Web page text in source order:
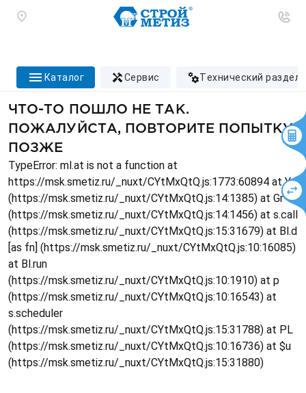
каталог сервис технический раздел
ЧТО-ТО ПОШЛО НЕ ТАК.
ПОЖАЛУЙСТА, ПОВТОРИТЕ ПОПЫТКУ
ПОЗЖЕ
TypeError: ml.at is not a function at
https://msk.smetiz.ru/_nuxt/CYtMxQtQ.js:1773:60894 at Ys
(https://msk.smetiz.ru/_nuxt/CYtMxQtQ.js:14:1385) at Gr
(https://msk.smetiz.ru/_nuxt/CYtMxQtQ.js:14:1456) at s.call
(https://msk.smetiz.ru/_nuxt/CYtMxQtQ.js:15:31679) at Bl.d
[as fn] (https://msk.smetiz.ru/_nuxt/CYtMxQtQ.js:10:16085)
at Bl.run
(https://msk.smetiz.ru/_nuxt/CYtMxQtQ.js:10:1910) at p
(https://msk.smetiz.ru/_nuxt/CYtMxQtQ.js:10:16543) at
s.scheduler
(https://msk.smetiz.ru/_nuxt/CYtMxQtQ.js:15:31788) at PL
(https://msk.smetiz.ru/_nuxt/CYtMxQtQ.js:10:16736) at $u
(https://msk.smetiz.ru/_nuxt/CYtMxQtQ.js:15:31880)